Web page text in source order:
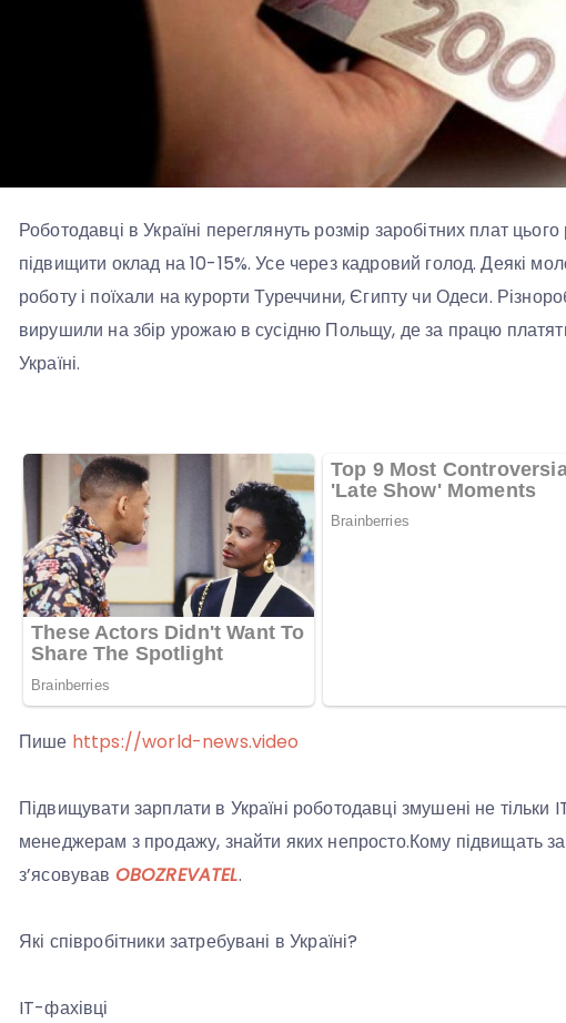
Роботодавці в Україні переглянуть розмір заробітних плат
підвищити оклад на 10-15%. Усе через кадровий голод. Деякі
роботу і поїхали на курорти Туреччини, Єгипту чи Одеси.
вирушили на збір урожаю в сусідню Польщу, де за працю платять
Україні.
Пише https://world-news.video
Підвищувати зарплати в Україні роботодавці змушені не тільки
менеджерам з продажу, знайти яких непросто.Кому підвищать
з’ясовував OBOZREVATEL.
Які співробітники затребувані в Україні?
IT-фахівці